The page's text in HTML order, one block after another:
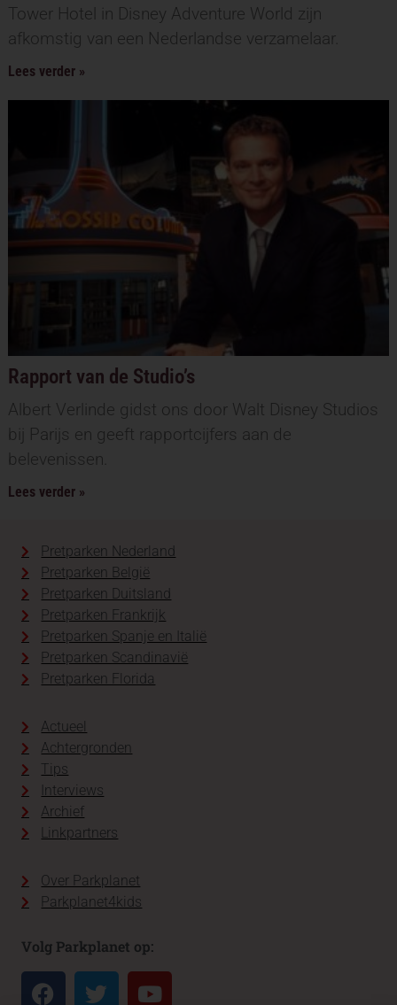
Tower Hotel in Disney Adventure World zijn
afkomstig van een Nederlandse verzamelaar.
Lees verder »
Rapport van de Studio’s
Albert Verlinde gidst ons door Walt Disney Studios
bij Parijs en geeft rapportcijfers aan de
belevenissen.
Lees verder »
Pretparken Nederland
Pretparken België
Pretparken Duitsland
Pretparken Frankrijk
Pretparken Spanje en Italië
Pretparken Scandinavië
Pretparken Florida
Actueel
Achtergronden
Tips
Interviews
Archief
Linkpartners
Over Parkplanet
Parkplanet4kids
Volg Parkplanet op: